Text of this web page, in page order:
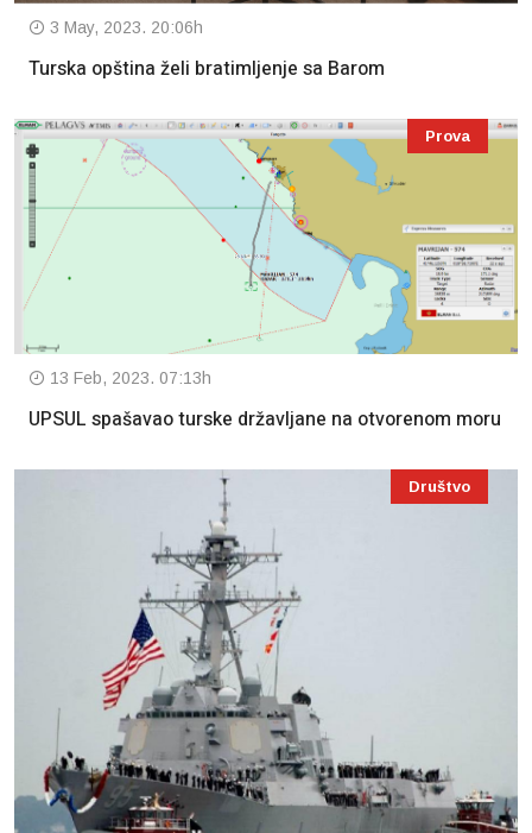
3 May, 2023. 20:06h
Turska opština želi bratimljenje sa Barom
Prova
13 Feb, 2023. 07:13h
UPSUL spašavao turske državljane na otvorenom moru
Društvo